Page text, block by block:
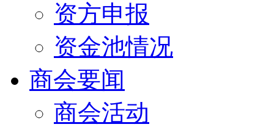
资方申报
资金池情况
商会要闻
商会活动